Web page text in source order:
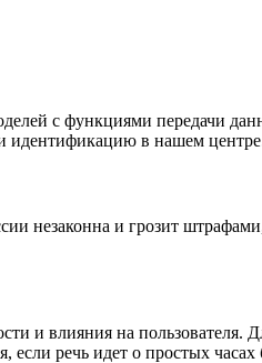
с функциями передачи
идентификацию в нашем
незаконна и грозит
и влияния на пользователя.
речь идет о простых часах